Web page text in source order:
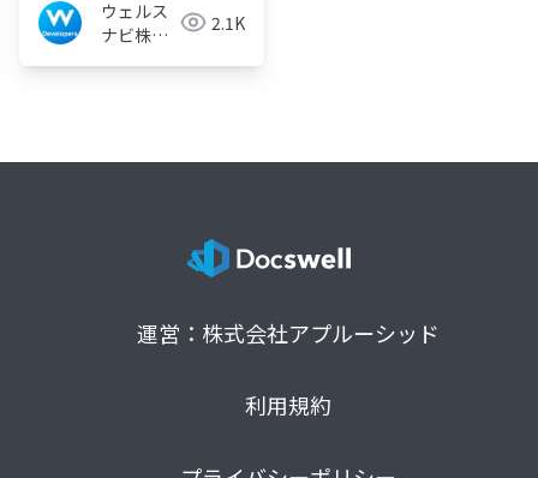
ウェルス
ナビ株式
2.1K
運営：株式会社アプルーシッド
利用規約